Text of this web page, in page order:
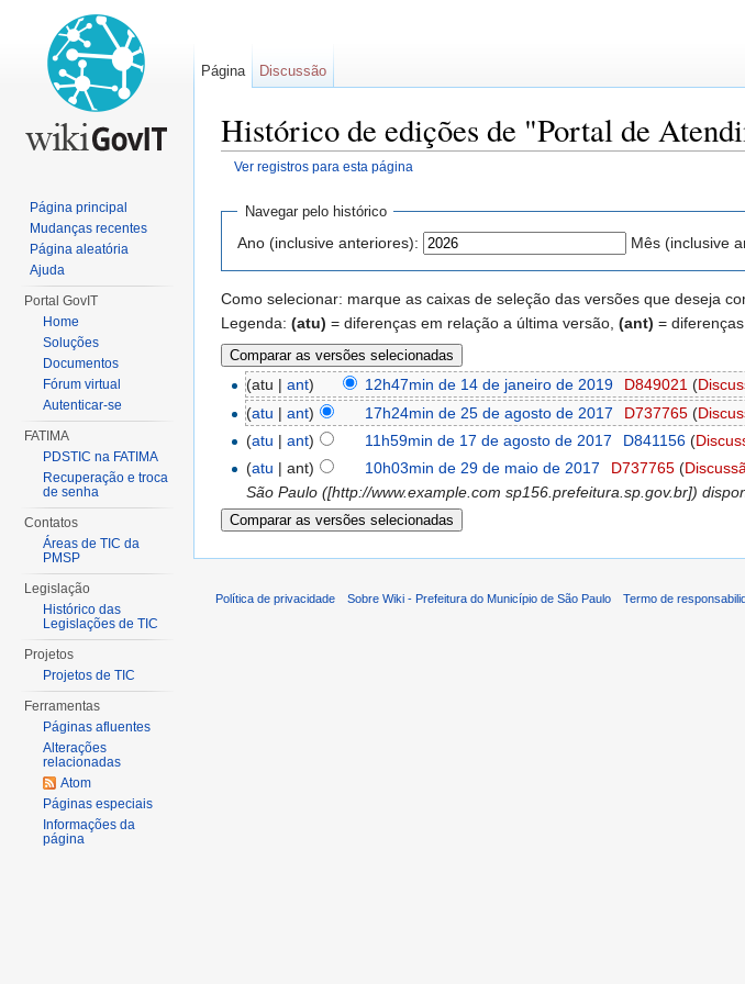
Histórico de edições de "Portal de
Ver registros para esta página
Navegar pelo histórico
Ano (inclusive anteriores): Mês (inclusive
Como selecionar: marque as caixas de seleção das versões que deseja
Legenda: (atu) = diferenças em relação a última versão, (ant) =
(atu |ant) 12h47min de 14 de janeiro de 2019 D849021 (
(atu |ant) 17h24min de 25 de agosto de 2017 D737765 (
(atu |ant) 11h59min de 17 de agosto de 2017 D841156 (
(atu | ant) 10h03min de 29 de maio de 2017 D737765 (
São Paulo ([http://www.example.com sp156.prefeitura.sp.gov.br])
Página Discussão
Página principal
Mudanças recentes
Página aleatória
Ajuda
Portal GovIT
Home
Soluções
Documentos
Fórum virtual
Autenticar-se
FATIMA
PDSTIC na FATIMA
Recuperação e troca
de senha
Contatos
Áreas de TIC da
PMSP
Legislação
Histórico das
Legislações de TIC
Projetos
Projetos de TIC
Ferramentas
Páginas afluentes
Alterações
relacionadas
Atom
Páginas especiais
Informações da
página
Política de privacidade Sobre Wiki - Prefeitura do Município de São Paulo Termo de